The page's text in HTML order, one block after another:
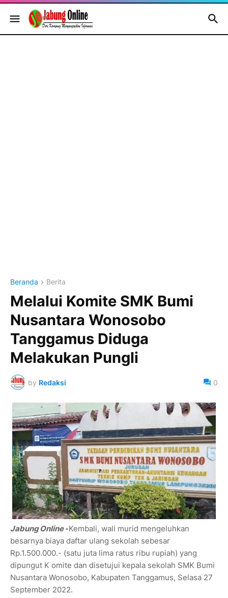
Beranda Berita
Melalui Komite SMK Bumi
Nusantara Wonosobo
Tanggamus Diduga
Melakukan Pungli
by Redaksi 0
Jabung Online-Kembali, wali murid mengeluhkan
besarnya biaya daftar ulang sekolah sebesar
Rp.1.500.000.- (satu juta lima ratus ribu rupiah) yang
dipungut K omite dan disetujui kepala sekolah SMK Bumi
Nusantara Wonosobo, Kabupaten Tanggamus, Selasa 27
September 2022.